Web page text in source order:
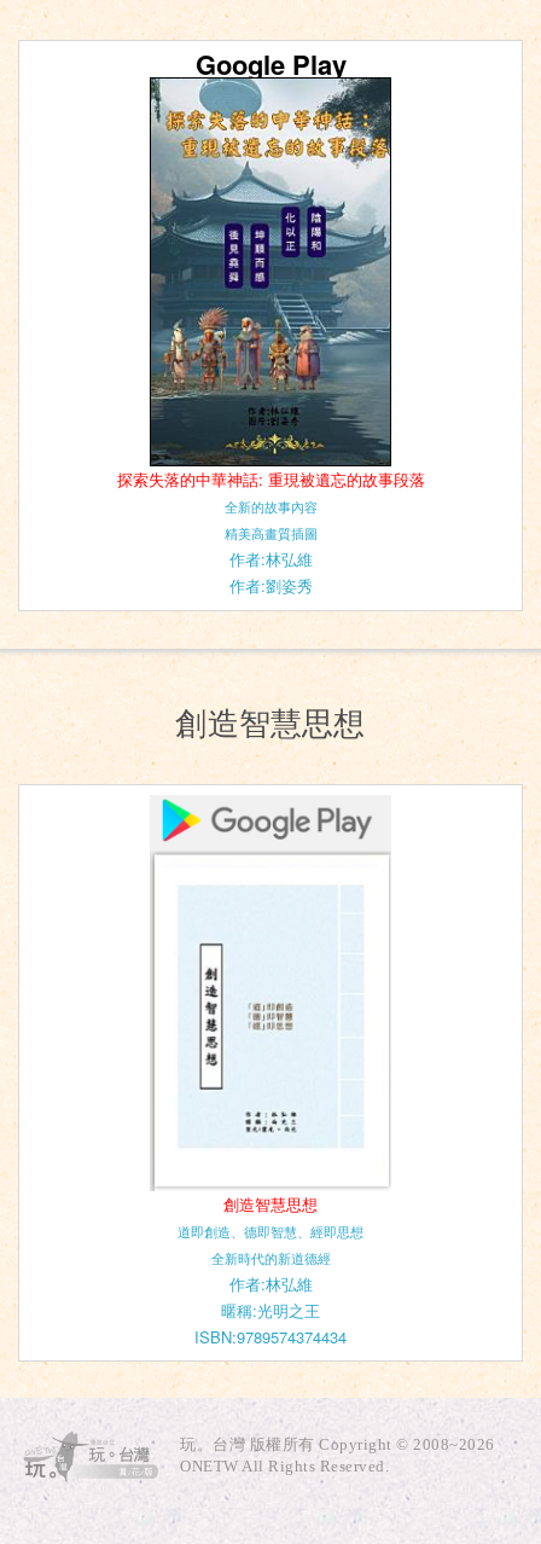
Google Play
探索失落的中華神話: 重現被遺忘的故事段落
全新的故事內容
精美高畫質插圖
作者:林弘維
作者:劉姿秀
創造智慧思想
創造智慧思想
道即創造、德即智慧、經即思想
全新時代的新道德經
作者:林弘維
暱稱:光明之王
ISBN:9789574374434
玩。台灣 版權所有 Copyright © 2008~2026
ONETW All Rights Reserved.